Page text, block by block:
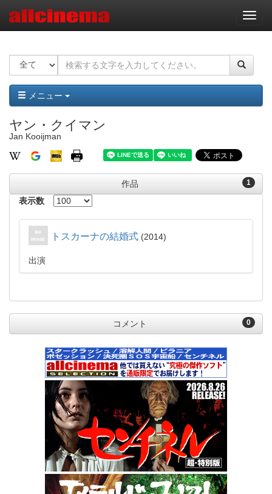
ナ
ビ
ー
ョ
ン
メニュー
ヤン・クイマン
Jan Kooijman
1
作品
表示数
トスカーナの結婚式 2014
出演
0
コメント